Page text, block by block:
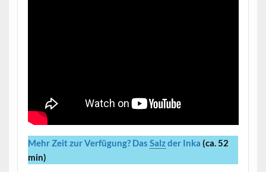
Mehr Zeit zur Verfügung? Das Salzder Inka (ca. 52
min)